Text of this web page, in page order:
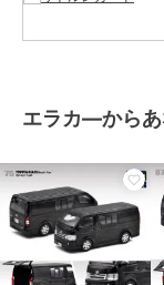
エラカ―から